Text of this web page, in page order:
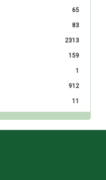
65
83
2313
159
1
912
11